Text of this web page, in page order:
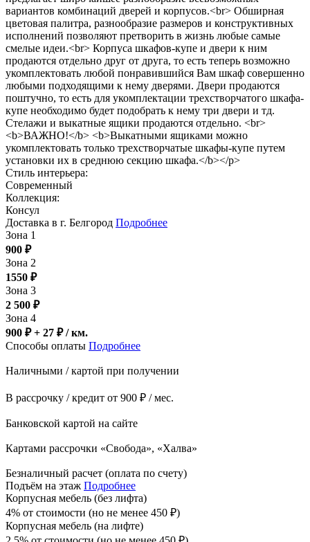
вариантов комбинаций дверей и корпусов.<br> Обширная
цветовая палитра, разнообразие размеров и конструктивных
исполнений позволяют претворить в жизнь любые самые
смелые идеи.<br> Корпуса шкафов-купе и двери к ним
продаются отдельно друг от друга, то есть теперь возможно
укомплектовать любой понравившийся Вам шкаф совершенно
любыми подходящими к нему дверями. Двери продаются
поштучно, то есть для укомплектации трехстворчатого шкафа-
купе необходимо будет подобрать к нему три двери и тд.
Стелажи и выкатные ящики продаются отдельно. <br>
<b>ВАЖНО!</b> <b>Выкатными ящиками можно
укомплектовать только трехстворчатые шкафы-купе путем
установки их в среднюю секцию шкафа.</b></p>
Стиль интерьера:
Современный
Коллекция:
Консул
Доставка в г. Белгород Подробнее
Зона 1
900 ₽
Зона 2
1550 ₽
Зона 3
2 500 ₽
Зона 4
900 ₽ + 27 ₽/ км.
Способы оплаты Подробнее
Наличными / картой при получении
В рассрочку / кредит от 900 ₽ / мес.
Банковской картой на сайте
Картами рассрочки «Свобода», «Халва»
Безналичный расчет (оплата по счету)
Подъём на этаж Подробнее
Корпусная мебель (без лифта)
4% от стоимости (но не менее 450 ₽)
Корпусная мебель (на лифте)